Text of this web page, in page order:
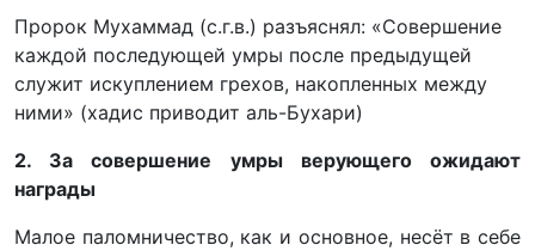
Пророк Мухаммад (с.г.в.) разъяснял: «Совершение
каждой последующей умры после предыдущей
служит искуплением грехов, накопленных между
ними» (хадис приводит аль-Бухари)
2. За совершение умры верующего ожидают
награды
Малое паломничество, как и основное, несёт в себе